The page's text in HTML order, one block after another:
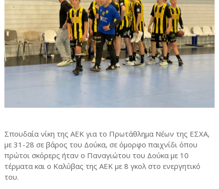
Σπουδαία νίκη της ΑΕΚ για το Πρωτάθλημα Νέων της ΕΣΧΑ,
με 31-28 σε βάρος του Δούκα, σε όμορφο παιχνίδι όπου
πρώτοι σκόρερς ήταν ο Παναγιώτου του Δούκα με 10
τέρματα και ο Καλύβας της ΑΕΚ με 8 γκολ στο ενεργητικό
του.